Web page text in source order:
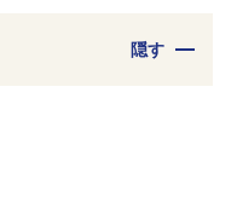
隠す